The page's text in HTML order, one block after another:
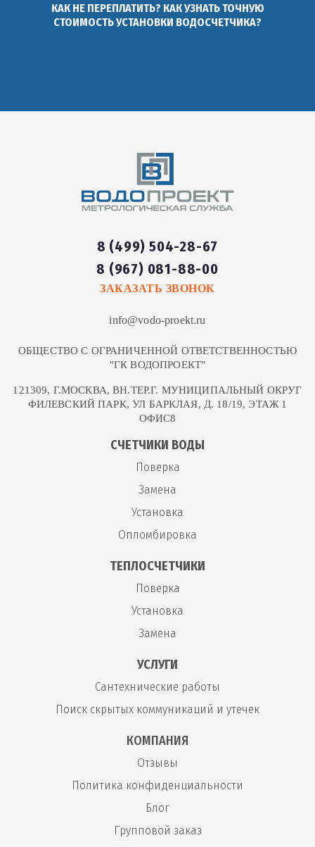
КАК НЕ ПЕРЕПЛАТИТЬ? КАК УЗНАТЬ ТОЧНУЮ
СТОИМОСТЬ УСТАНОВКИ ВОДОСЧЕТЧИКА?
8 (499) 504-28-67
8 (967) 081-88-00
ЗАКАЗАТЬ ЗВОНОК
info@vodo-proekt.ru
ОБЩЕСТВО С ОГРАНИЧЕННОЙ ОТВЕТСТВЕННОСТЬЮ
"ГК ВОДОПРОЕКТ"
121309, Г.МОСКВА, ВН.ТЕР.Г. МУНИЦИПАЛЬНЫЙ ОКРУГ
ФИЛЕВСКИЙ ПАРК, УЛ БАРКЛАЯ, Д. 18/19, ЭТАЖ 1
ОФИС8
СЧЕТЧИКИ ВОДЫ
Поверка
Замена
Установка
Опломбировка
ТЕПЛОСЧЕТЧИКИ
Поверка
Установка
Замена
УСЛУГИ
Сантехнические работы
Поиск скрытых коммуникаций и утечек
КОМПАНИЯ
Отзывы
Политика конфиденциальности
Блог
Групповой заказ